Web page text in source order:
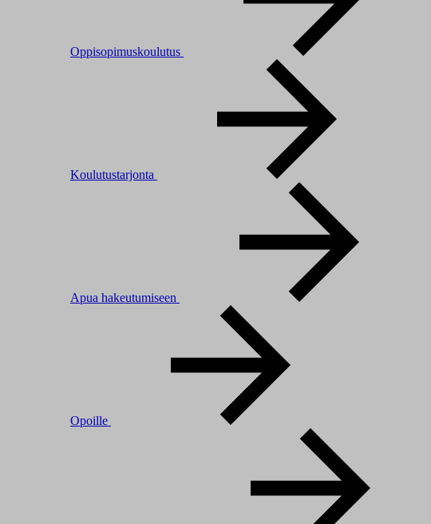
Oppisopimuskoulutus
Koulutustarjonta
Apua hakeutumiseen
Opoille